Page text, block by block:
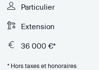
Particulier
Extension
36 000 €*
* Hors taxes et honoraires